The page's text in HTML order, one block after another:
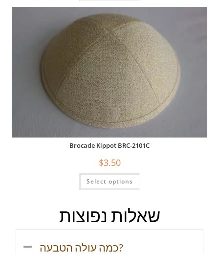
Brocade Kippot BRC-2101C
$3.50
Select options
שאלות נפוצות
כמה עולה הטבעה?